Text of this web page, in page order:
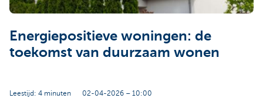
Particulieren
Energiepositieve woningen: de
toekomst van duurzaam wonen
Leestijd: 4 minuten 02-04-2026 – 10:00